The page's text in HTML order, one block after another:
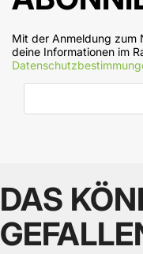
Mit der Anmeldung zum
deine Informationen im
E-Mail-Adresse
DAS